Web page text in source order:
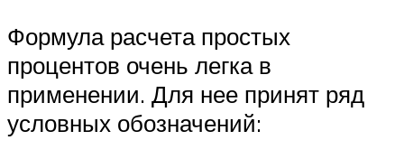
Формула расчета простых
процентов очень легка в
применении. Для нее принят ряд
условных обозначений: